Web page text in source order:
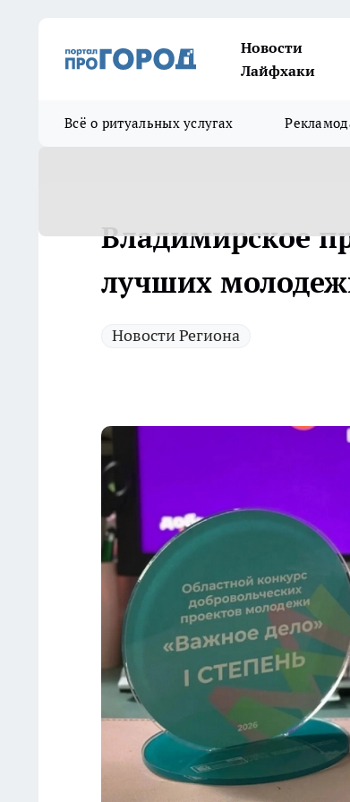
Новости
Лайфхаки
Всё о ритуальных услугах
Владимирское
лучших
Новости Региона